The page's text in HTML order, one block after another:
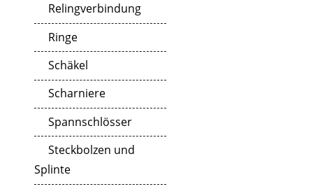
Relingverbindung
Ringe
Schäkel
Scharniere
Spannschlösser
Steckbolzen und
Splinte